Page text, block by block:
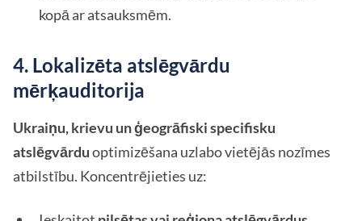
kopā ar atsauksmēm.
4. Lokalizēta atslēgvārdu
mērķauditorija
Ukraiņu, krievu un ģeogrāfiski specifisku
atslēgvārduoptimizēšana uzlabo vietējās nozīmes
atbilstību. Koncentrējieties uz: